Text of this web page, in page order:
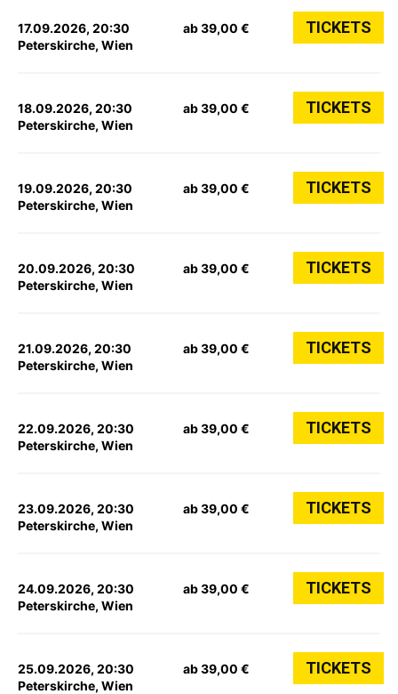
17.09.2026, 20:30
Peterskirche, Wien
ab 39,00 € TICKETS
18.09.2026, 20:30
Peterskirche, Wien
ab 39,00 € TICKETS
19.09.2026, 20:30
Peterskirche, Wien
ab 39,00 € TICKETS
20.09.2026, 20:30
Peterskirche, Wien
ab 39,00 € TICKETS
21.09.2026, 20:30
Peterskirche, Wien
ab 39,00 € TICKETS
22.09.2026, 20:30
Peterskirche, Wien
ab 39,00 € TICKETS
23.09.2026, 20:30
Peterskirche, Wien
ab 39,00 € TICKETS
24.09.2026, 20:30
Peterskirche, Wien
ab 39,00 € TICKETS
25.09.2026, 20:30
Peterskirche, Wien
ab 39,00 € TICKETS